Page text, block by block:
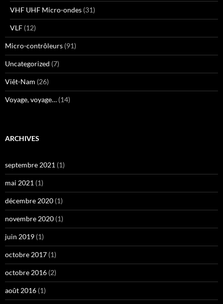
VHF UHF Micro-ondes (31)
VLF (12)
Micro-contrôleurs (91)
Uncategorized (7)
Viêt-Nam (26)
Voyage, voyage… (14)
ARCHIVES
septembre 2021 (1)
mai 2021 (1)
décembre 2020 (1)
novembre 2020 (1)
juin 2019 (1)
octobre 2017 (1)
octobre 2016 (2)
août 2016 (1)